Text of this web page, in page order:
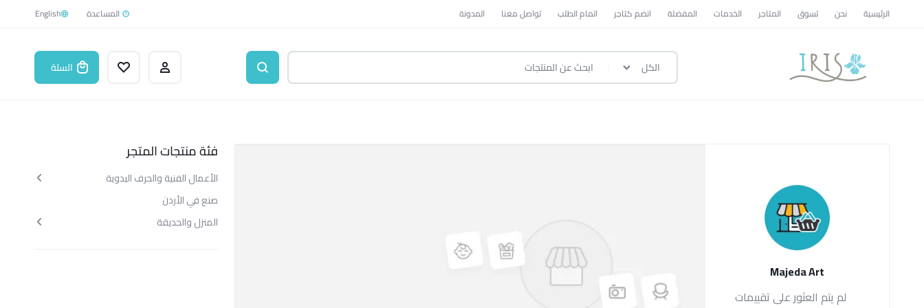
الرئيسية نحن تسوق المتاجر الخدمات المفضلة انضم كتاجر اتمام الطلب تواصل معنا المدونة English
الكل السلة
Majeda Art
لم يتم العثور على تقييمات
فئة منتجات المتجر
الأعمال الفنية والحرف اليدوية
صنع في الأردن
المنزل والحديقة